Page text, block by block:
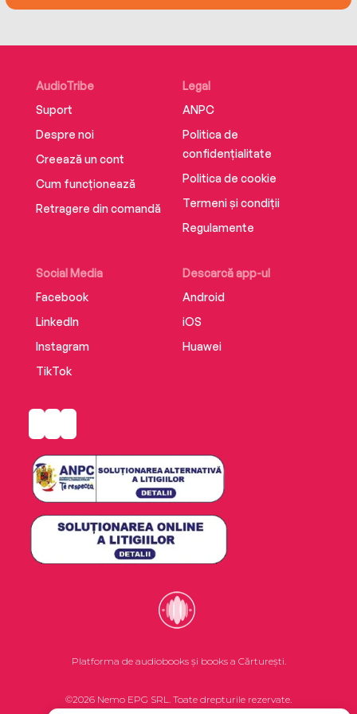
AudioTribe
Suport
Despre noi
Creează un cont
Cum funcționează
Retragere din comandă
Social Media
Facebook
LinkedIn
Instagram
TikTok
Descarcă app-ul
Android
iOS
Huawei
Legal
ANPC
Politica de
confidențialitate
Politica de cookie
Termeni și condiții
Regulamente
Platforma de audiobooks și books a Cărturești.
©2026 Nemo EPG SRL. Toate drepturile rezervate.